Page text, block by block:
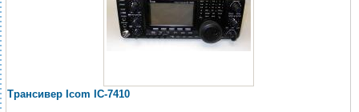
Трансивер Icom IC-7410